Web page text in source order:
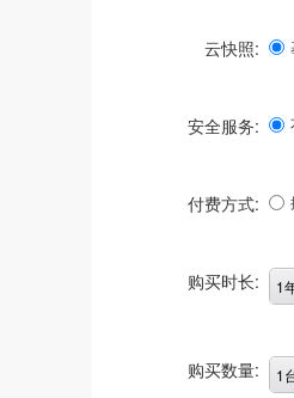
云快照:
安全服务:
付费方式:
购买时长: 1
购买数量: 1